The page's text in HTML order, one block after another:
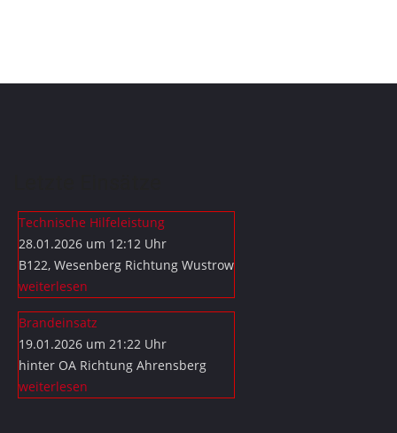
Technische Hilfeleistung
28.01.2026 um 12:12 Uhr
B122, Wesenberg Richtung Wustrow
weiterlesen
Brandeinsatz
19.01.2026 um 21:22 Uhr
hinter OA Richtung Ahrensberg
weiterlesen